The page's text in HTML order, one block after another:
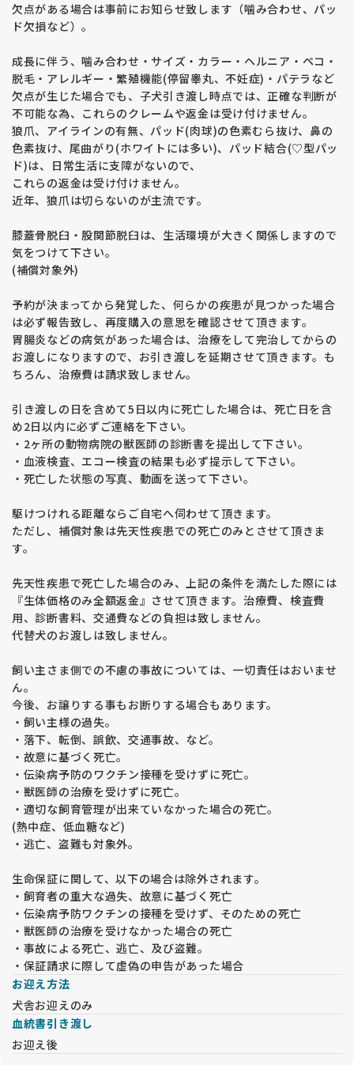
欠点がある場合は事前にお知らせ致します（噛み合わせ、パッ
ド欠損など）。
成長に伴う、噛み合わせ・サイズ・カラー・ヘルニア・ペコ・
脱毛・アレルギー・繁殖機能(停留睾丸、不妊症)・パテラなど
欠点が生じた場合でも、子犬引き渡し時点では、正確な判断が
不可能な為、これらのクレームや返金は受け付けません。
狼爪、アイラインの有無、パッド(肉球)の色素むら抜け、鼻の
色素抜け、尾曲がり(ホワイトには多い)、パッド結合(♡型パッ
ド)は、日常生活に支障がないので、
これらの返金は受け付けません。
近年、狼爪は切らないのが主流です。
膝蓋骨脱臼・股関節脱臼は、生活環境が大きく関係しますので
気をつけて下さい。
(補償対象外)
予約が決まってから発覚した、何らかの疾患が見つかった場合
は必ず報告致し、再度購入の意思を確認させて頂きます。
胃腸炎などの病気があった場合は、治療をして完治してからの
お渡しになりますので、お引き渡しを延期させて頂きます。も
ちろん、治療費は請求致しません。
引き渡しの日を含めて5日以内に死亡した場合は、死亡日を含
め2日以内に必ずご連絡を下さい。
・2ヶ所の動物病院の獣医師の診断書を提出して下さい。
・血液検査、エコー検査の結果も必ず提示して下さい。
・死亡した状態の写真、動画を送って下さい。
駆けつけれる距離ならご自宅へ伺わせて頂きます。
ただし、補償対象は先天性疾患での死亡のみとさせて頂きま
す。
先天性疾患で死亡した場合のみ、上記の条件を満たした際には
『生体価格のみ全額返金』させて頂きます。治療費、検査費
用、診断書料、交通費などの負担は致しません。
代替犬のお渡しは致しません。
飼い主さま側での不慮の事故については、一切責任はおいませ
ん。
今後、お譲りする事もお断りする場合もあります。
・飼い主様の過失。
・落下、転倒、誤飲、交通事故、など。
・故意に基づく死亡。
・伝染病予防のワクチン接種を受けずに死亡。
・獣医師の治療を受けずに死亡。
・適切な飼育管理が出来ていなかった場合の死亡。
(熱中症、低血糖など)
・逃亡、盗難も対象外。
生命保証に関して、以下の場合は除外されます。
・飼育者の重大な過失、故意に基づく死亡
・伝染病予防ワクチンの接種を受けず、そのための死亡
・獣医師の治療を受けなかった場合の死亡
・事故による死亡、逃亡、及び盗難。
・保証請求に際して虚偽の申告があった場合
お迎え方法
犬舎お迎えのみ
血統書引き渡し
お迎え後